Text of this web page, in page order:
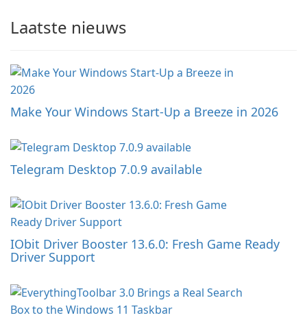
Laatste nieuws
Make Your Windows Start-Up a Breeze in 2026
Telegram Desktop 7.0.9 available
IObit Driver Booster 13.6.0: Fresh Game Ready
Driver Support